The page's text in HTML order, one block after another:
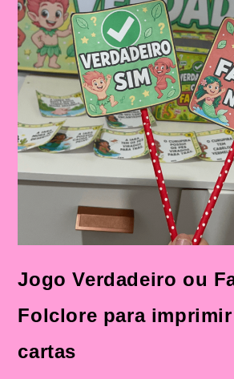
Jogo Verdadeiro ou
Folclore para
cartas